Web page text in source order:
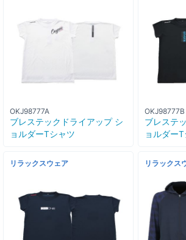
OKJ98777A
ブレステックドライアップ シ
ョルダーTシャツ
OKJ98777B
ブレステ
ョルダー
リラックスウェア リラックス